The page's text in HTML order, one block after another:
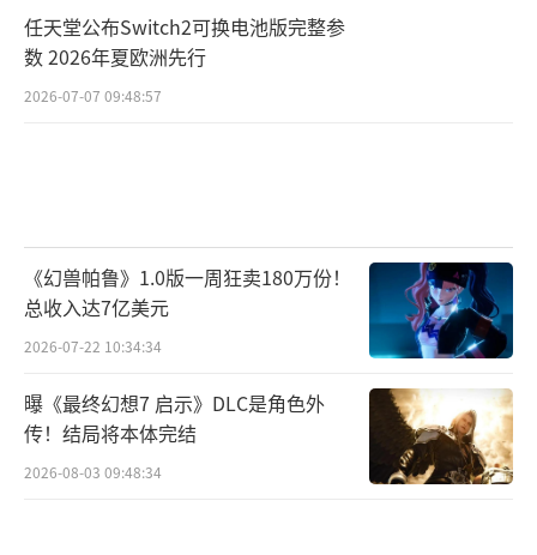
任天堂公布Switch2可换电池版完整参
数 2026年夏欧洲先行
2026-07-07 09:48:57
《幻兽帕鲁》1.0版一周狂卖180万份！
总收入达7亿美元
2026-07-22 10:34:34
曝《最终幻想7 启示》DLC是角色外
传！结局将本体完结
2026-08-03 09:48:34